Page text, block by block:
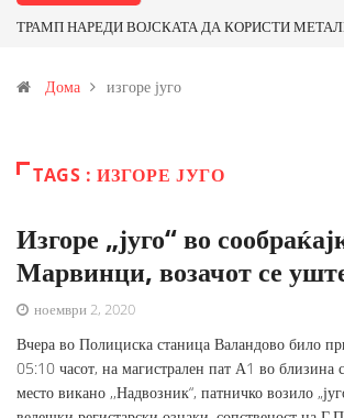
ТРАМП НАРЕДИ ВОЈСКАТА ДА КОРИСТИ
Иловица и со антимонот?
Дома изгоре југо
TAGS : ИЗГОРЕ ЈУГО
Изгоре „југо“ во
Марвинци, возачот се
ноември 2, 2020
Вчера во Полициска станица Валандово било
05:10 часот, на магистрален пат А1 во
место викано ,,Надвозник“, патничко возило